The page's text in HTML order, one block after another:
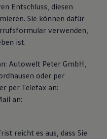
Entschluss, diesen
Sie können dafür
verwenden,
ist.
Autowelt Peter GmbH,
oder per
per Telefax an:
an:
reicht es aus, dass Sie